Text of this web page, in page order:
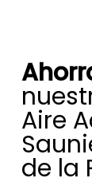
Aire
de la